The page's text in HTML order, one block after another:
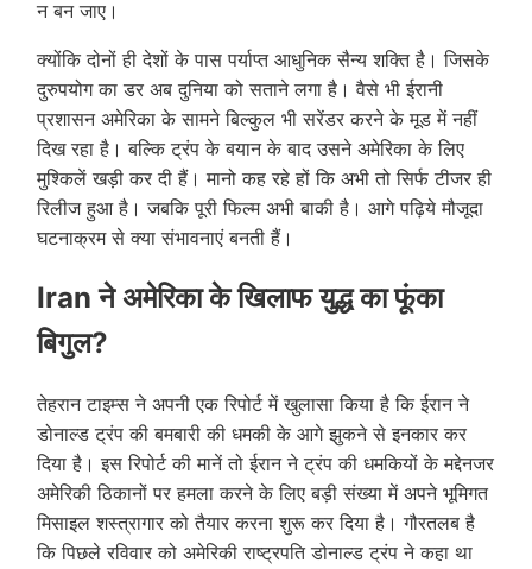
न बन जाए।
क्योंकि दोनों ही देशों के पास पर्याप्त आधुनिक सैन्य शक्ति है। जिसके
दुरुपयोग का डर अब दुनिया को सताने लगा है। वैसे भी ईरानी
प्रशासन अमेरिका के सामने बिल्कुल भी सरेंडर करने के मूड में नहीं
दिख रहा है। बल्कि ट्रंप के बयान के बाद उसने अमेरिका के लिए
मुश्किलें खड़ी कर दी हैं। मानो कह रहे हों कि अभी तो सिर्फ टीजर ही
रिलीज हुआ है। जबकि पूरी फिल्म अभी बाकी है। आगे पढ़िये मौजूदा
घटनाक्रम से क्या संभावनाएं बनती हैं।
Iran ने अमेरिका के खिलाफ युद्ध का फूंका
बिगुल?
तेहरान टाइम्स ने अपनी एक रिपोर्ट में खुलासा किया है कि ईरान ने
डोनाल्ड ट्रंप की बमबारी की धमकी के आगे झुकने से इनकार कर
दिया है। इस रिपोर्ट की मानें तो ईरान ने ट्रंप की धमकियों के मद्देनजर
अमेरिकी ठिकानों पर हमला करने के लिए बड़ी संख्या में अपने भूमिगत
मिसाइल शस्त्रागार को तैयार करना शुरू कर दिया है। गौरतलब है
कि पिछले रविवार को अमेरिकी राष्ट्रपति डोनाल्ड ट्रंप ने कहा था